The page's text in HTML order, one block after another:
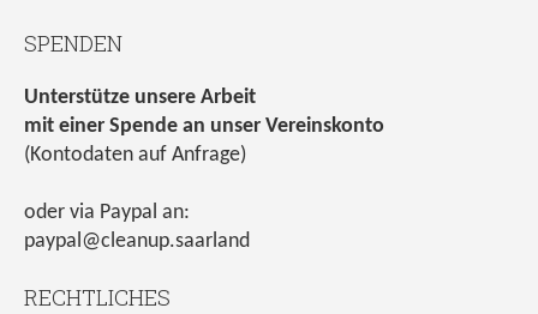
SPENDEN
Unterstütze unsere Arbeit
mit einer Spende an unser Vereinskonto
(Kontodaten auf Anfrage)
oder via Paypal an:
paypal@cleanup.saarland
RECHTLICHES